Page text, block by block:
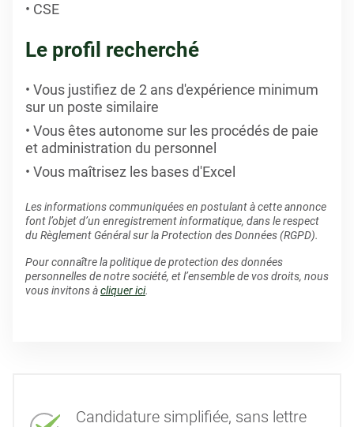
CSE
Le profil recherché
Vous justifiez de 2 ans d'expérience minimum
sur un poste similaire
Vous êtes autonome sur les procédés de paie
et administration du personnel
Vous maîtrisez les bases d'Excel
Les informations communiquées en postulant à cette annonce
font l’objet d’un enregistrement informatique, dans le respect
du Règlement Général sur la Protection des Données (RGPD).
Pour connaître la politique de protection des données
personnelles de notre société, et l’ensemble de vos droits, nous
vous invitons àcliquer ici.
Candidature simplifiée, sans lettre